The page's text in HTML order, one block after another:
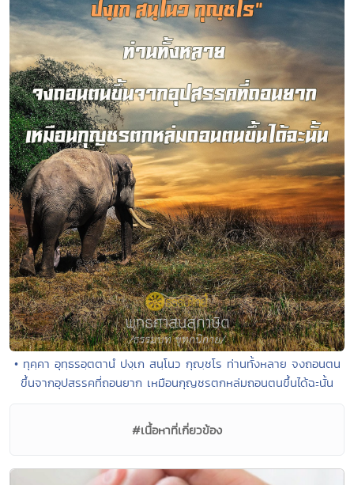
• ทุคฺคา อุทฺธรอฺตตานํ ปงฺเก สนฺโนว กุญฺชโร ท่านทั้งหลาย จงถอนตน
ขึ้นจากอุปสรรคที่ถอนยาก เหมือนกุญชรตกหล่มถอนตนขึ้นได้ฉะนั้น
#เนื้อหาที่เกี่ยวข้อง